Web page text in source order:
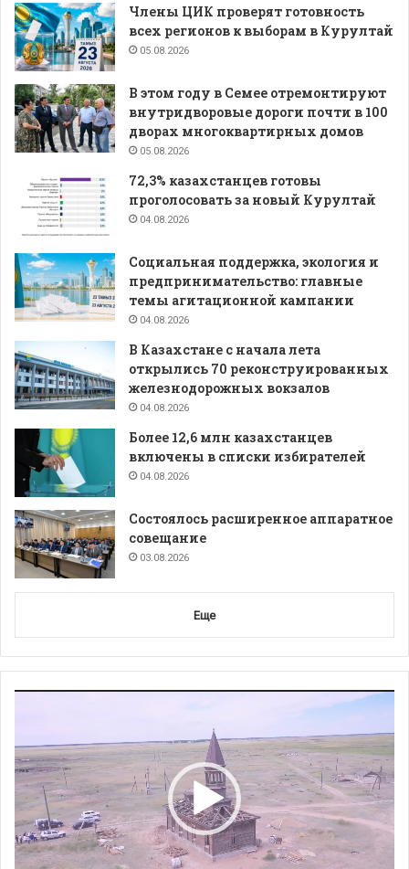
Члены ЦИК проверят готовность
всех регионов к выборам в Курултай
05.08.2026
В этом году в Семее отремонтируют
внутридворовые дороги почти в 100
дворах многоквартирных домов
05.08.2026
72,3% казахстанцев готовы
проголосовать за новый Курултай
04.08.2026
Социальная поддержка, экология и
предпринимательство: главные
темы агитационной кампании
04.08.2026
В Казахстане с начала лета
открылись 70 реконструированных
железнодорожных вокзалов
04.08.2026
Более 12,6 млн казахстанцев
включены в списки избирателей
04.08.2026
Состоялось расширенное аппаратное
совещание
03.08.2026
Еще